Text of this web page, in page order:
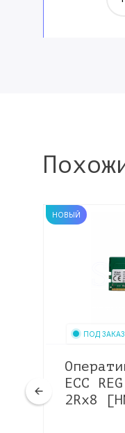
НОВЫЙ
ПОД ЗАКАЗ
ECC
2Rx8